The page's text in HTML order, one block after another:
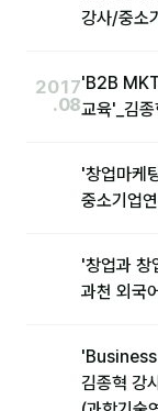
강사/중소
2017
.08
'B2B
교육'_김
'창업마케
중소기업
'창업과 창
과천 외국
'Business
김종혁 강